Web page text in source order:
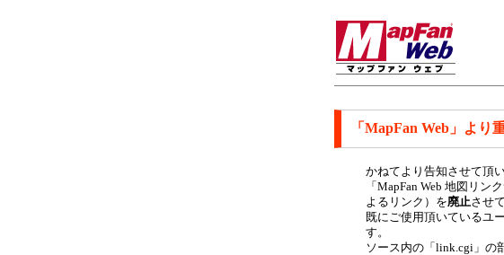
「MapFan Web」より
かねてより告知させて頂
「MapFan Web 地図リン
よるリンク）を廃止させ
既にご使用頂いているユ
す。
ソース内の「link.cgi」の